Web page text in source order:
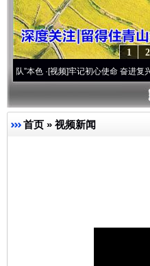
2
1
·[视频]牢记初心使命 奋进复兴征程丨宝
首页 » 视频新闻